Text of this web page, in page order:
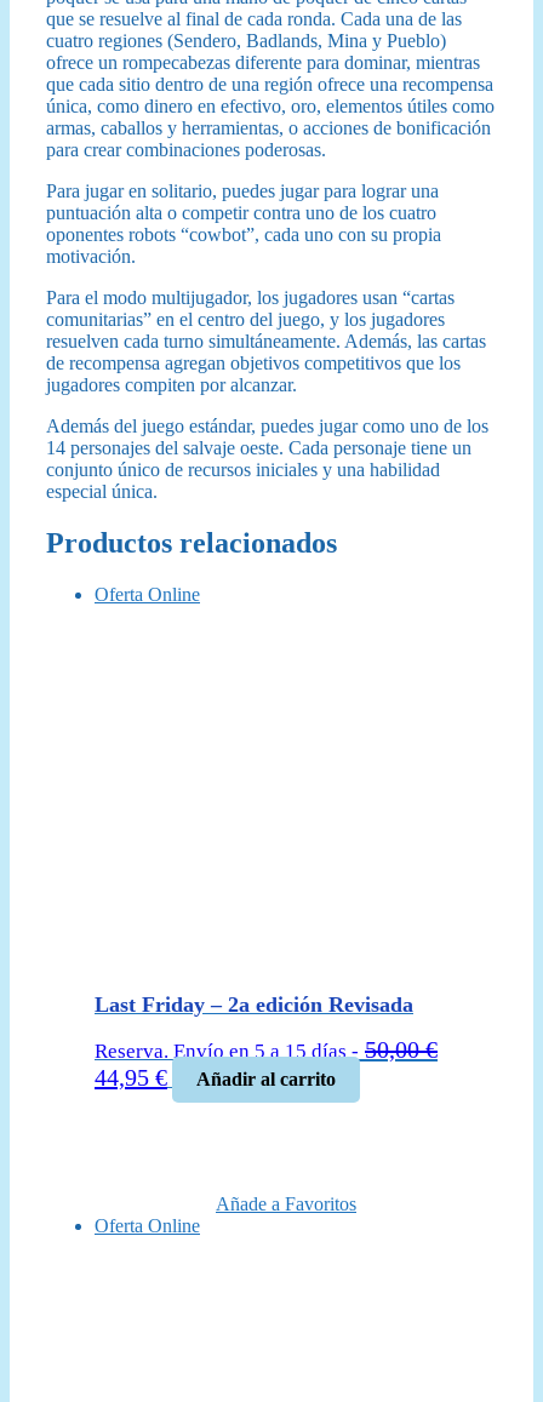
que se resuelve al final de cada ronda. Cada una de las
cuatro regiones (Sendero, Badlands, Mina y Pueblo)
ofrece un rompecabezas diferente para dominar, mientras
que cada sitio dentro de una región ofrece una recompensa
única, como dinero en efectivo, oro, elementos útiles como
armas, caballos y herramientas, o acciones de bonificación
para crear combinaciones poderosas.
Para jugar en solitario, puedes jugar para lograr una
puntuación alta o competir contra uno de los cuatro
oponentes robots “cowbot”, cada uno con su propia
motivación.
Para el modo multijugador, los jugadores usan “cartas
comunitarias” en el centro del juego, y los jugadores
resuelven cada turno simultáneamente. Además, las cartas
de recompensa agregan objetivos competitivos que los
jugadores compiten por alcanzar.
Además del juego estándar, puedes jugar como uno de los
14 personajes del salvaje oeste. Cada personaje tiene un
conjunto único de recursos iniciales y una habilidad
especial única.
Productos relacionados
Oferta Online
Last Friday – 2a edición Revisada
Reserva. Envío en 5 a 15 días - 50,00€
El
44,95 €El
precio
Añadir al carrito
Añade a Favoritos
Oferta Online